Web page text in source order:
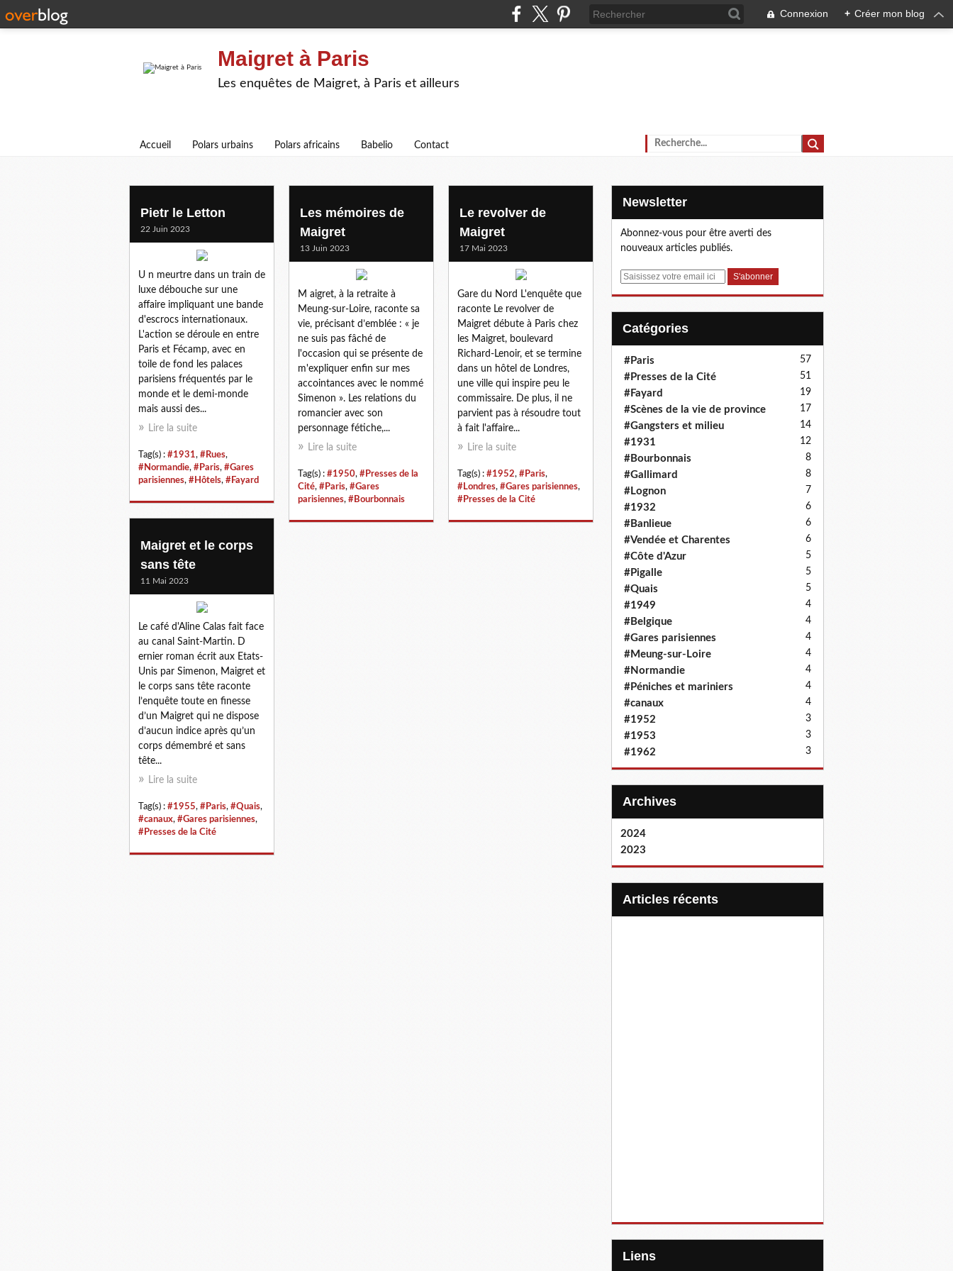
Connexion + Créer mon blog
Maigret à Paris
Les enquêtes de Maigret, à Paris et ailleurs
Accueil Polars urbains Polars africains Babelio Contact
gares parisiennes
Pietr le Letton
22 Juin 2023
U n meurtre dans un train de
luxe débouche sur une
affaire impliquant une bande
d'escrocs internationaux.
L'action se déroule en entre
Paris et Fécamp, avec en
toile de fond les palaces
parisiens fréquentés par le
monde et le demi-monde
mais aussi des...
Lire la suite
Tag(s) : #1931, #Rues,
#Normandie, #Paris, #Gares
parisiennes, #Hôtels, #Fayard
Les mémoires de
Maigret
13 Juin 2023
M aigret, à la retraite à
Meung-sur-Loire, raconte sa
vie, précisant d’emblée : « je
ne suis pas fâché de
l'occasion qui se présente de
m'expliquer enfin sur mes
accointances avec le nommé
Simenon ». Les relations du
romancier avec son
personnage fétiche,...
Lire la suite
Tag(s) : #1950, #Presses de la
Cité, #Paris, #Gares
parisiennes, #Bourbonnais
Le revolver de
Maigret
17 Mai 2023
Gare du Nord L'enquête que
raconte Le revolver de
Maigret débute à Paris chez
les Maigret, boulevard
Richard-Lenoir, et se termine
dans un hôtel de Londres,
une ville qui inspire peu le
commissaire. De plus, il ne
parvient pas à résoudre tout
à fait l'affaire...
Lire la suite
Tag(s) : #1952, #Paris,
#Londres, #Gares parisiennes,
#Presses de la Cité
Maigret et le corps
sans tête
11 Mai 2023
Le café d'Aline Calas fait face
au canal Saint-Martin. D
ernier roman écrit aux Etats-
Unis par Simenon, Maigret et
le corps sans tête raconte
l’enquête toute en finesse
d’un Maigret qui ne dispose
d’aucun indice après qu’un
corps démembré et sans
tête...
Lire la suite
Tag(s) : #1955, #Paris, #Quais,
#canaux, #Gares parisiennes,
#Presses de la Cité
Newsletter
Abonnez-vous pour être averti des
nouveaux articles publiés.
E
Catégories
#Paris 57
#Presses de la Cité 51
#Fayard 19
#Scènes de la vie de province 17
#Gangsters et milieu 14
#1931 12
#Bourbonnais 8
#Gallimard 8
#Lognon 7
#1932 6
#Banlieue 6
#Vendée et Charentes 6
#Côte d'Azur 5
#Pigalle 5
#Quais 5
#1949 4
#Belgique 4
#Gares parisiennes 4
#Meung-sur-Loire 4
#Normandie 4
#Péniches et mariniers 4
#canaux 4
#1952 3
#1953 3
#1962 3
Archives
2024
2023
articles récents
Liens